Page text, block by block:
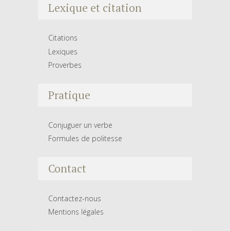
Lexique et citation
Citations
Lexiques
Proverbes
Pratique
Conjuguer un verbe
Formules de politesse
Contact
Contactez-nous
Mentions légales